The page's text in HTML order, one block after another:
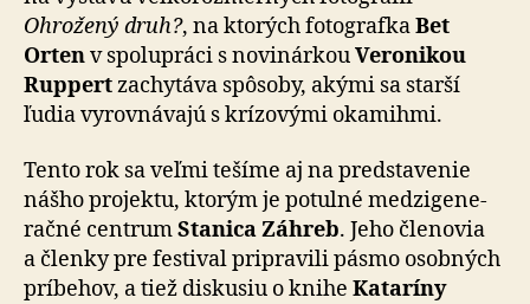
Ohrožený druh?, na kto­rých foto­grafkaBet
Ortenv spo­lu­práci s no­vi­nárkouVeronikou
Ruppertzachytáva spôsoby, akými sa starší
ľudia vy­rov­ná­vajú s krí­zo­vými oka­mihmi.
Tento rok sa veľmi tešíme aj na pred­sta­venie
nášho pro­jektu, ktorým je potulné medzi­ge­ne­
račné centrumStanica Záhreb. Jeho čle­novia
a členky pre festi­val pri­pra­vili pásmo osobných
prí­be­hov, a tiež diskusiu o knihe Kataríny